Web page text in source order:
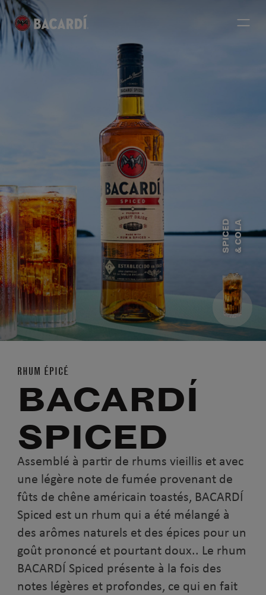
SPICED& COLA
RHUM ÉPICÉ
BACARDÍ
SPICED
Assemblé à partir de rhums vieillis et avec
une légère note de fumée provenant de
fûts de chêne américain toastés, BACARDÍ
Spiced est un rhum qui a été mélangé à
des arômes naturels et des épices pour un
goût prononcé et pourtant doux.. Le rhum
BACARDÍ Spiced présente à la fois des
notes légères et profondes, ce qui en fait